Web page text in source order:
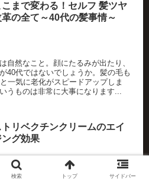
こまで変わる！セルフ 髪ツヤ
革の全て～40代の髪事情～
自然なこと。顔にたるみが出たり、
40代ではないでしょうか。髪の毛も
一気に老化がスピードアップしま
うものは非常に大事になります...
トリベクチンクリームのエイ
ング効果
検索 トップ サイドバー